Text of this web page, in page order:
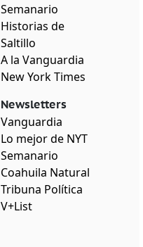
Semanario
Historias de
Saltillo
A la Vanguardia
New York Times
Newsletters
Vanguardia
Lo mejor de NYT
Semanario
Coahuila Natural
Tribuna Política
V+List